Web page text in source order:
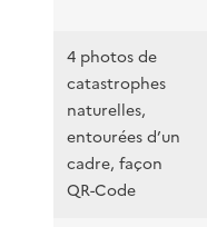
4 photos de
catastrophes
naturelles,
entourées d’un
cadre, façon
QR-Code